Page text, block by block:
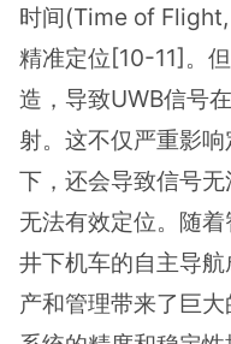
时间(Time of
精准定位[10-11]。
造，导致UWB信号
射。这不仅严重影
下，还会导致信号
无法有效定位。随
井下机车的自主导
产和管理带来了巨